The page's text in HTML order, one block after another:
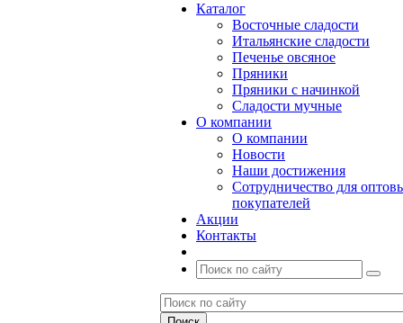
Каталог
Восточные сладости
Итальянские сладости
Печенье овсяное
Пряники
Пряники с начинкой
Сладости мучные
О компании
О компании
Новости
Наши достижения
Сотрудничество для
покупателей
Акции
Контакты